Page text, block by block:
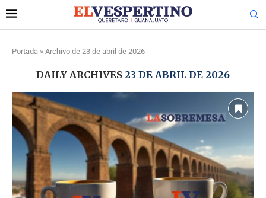
Portada » Archivo de 23 de abril de 2026
DAILY ARCHIVES 23 DE ABRIL DE 2026